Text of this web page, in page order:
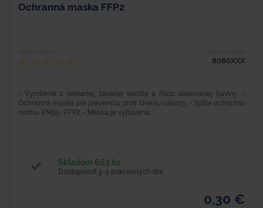
Ochranná maska FFP2
8060XXX
- Vyrobené z netkanej, tavenej textílie a ihlou dierovanej bavlny. -
Ochranná maska ​​pre prevenciu proti šíreniu nákazy. - Spĺňa ochrannú
normu KN95/FFP2. - Maska je vybavená...
Skladom 663 ks
Dostupnosť 3-5 pracovných dní
0,30 €